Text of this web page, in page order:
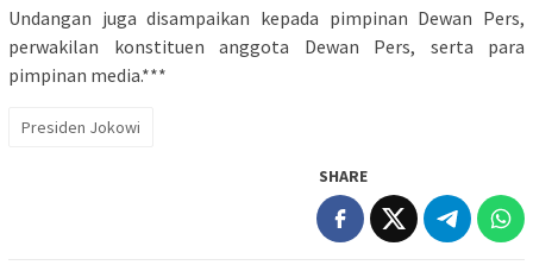
Undangan juga disampaikan kepada pimpinan Dewan Pers,
perwakilan konstituen anggota Dewan Pers, serta para
pimpinan media.***
Presiden Jokowi
SHARE